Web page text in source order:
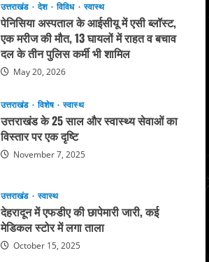
उत्तराखंड देश विविध स्वास्थ
पेनिसिया अस्पताल के आईसीयू में एसी ब्लॉस्ट,
एक मरीज की मौत, 13 घायलों में राहत व बचाव
दल के तीन पुलिस कर्मी भी शामिल
May 20, 2026
उत्तराखंड विशेष स्वास्थ
उत्तराखंड के 25 साल और स्वास्थ्य सेवाओं का
विस्तार पर एक दृष्टि
November 7, 2025
उत्तराखंड स्वास्थ
देहरादून में एफडीए की छापेमारी जारी, कई
मेडिकल स्टोर में लगा ताला
October 15, 2025